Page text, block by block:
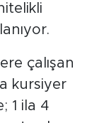
çalışan
kursiyer
1 ila 4